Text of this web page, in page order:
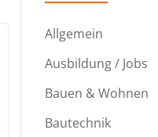
Allgemein
Ausbildung / Jobs
Bauen & Wohnen
Bautechnik